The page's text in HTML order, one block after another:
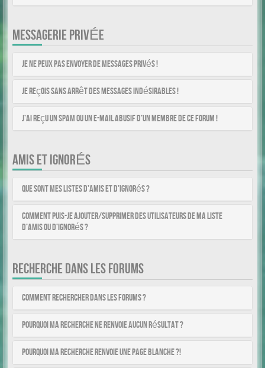
MESSAGERIE PRIVÉE
Je ne peux pas envoyer de messages privés !
Je reçois sans arrêt des messages indésirables !
J’ai reçu un spam ou un e-mail abusif d’un membre de ce forum !
AMIS ET IGNORÉS
Que sont mes listes d’amis et d’ignorés ?
Comment puis-je ajouter/supprimer des utilisateurs de ma liste
d’amis ou d’ignorés ?
RECHERCHE DANS LES FORUMS
Comment rechercher dans les forums ?
Pourquoi ma recherche ne renvoie aucun résultat ?
Pourquoi ma recherche renvoie une page blanche ?!